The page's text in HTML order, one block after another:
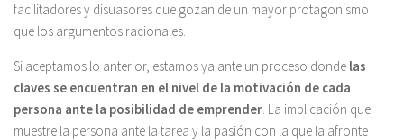
facilitadores y disuasores que gozan de un mayor protagonismo
que los argumentos racionales.
Si aceptamos lo anterior, estamos ya ante un proceso donde las
claves se encuentran en el nivel de la motivación de cada
persona ante la posibilidad de emprender. La implicación que
muestre la persona ante la tarea y la pasión con la que la afronte